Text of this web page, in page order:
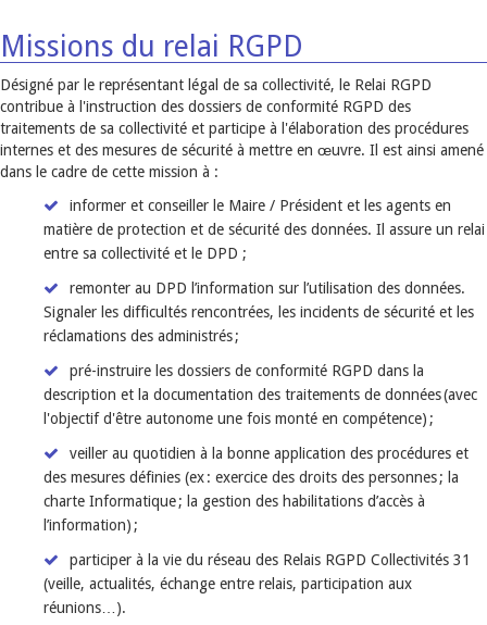
Missions du relai RGPD
Désigné par le représentant légal de sa collectivité, le Relai RGPD
contribue à l'instruction des dossiers de conformité RGPD des
traitements de sa collectivité et participe à l'élaboration des procédures
internes et des mesures de sécurité à mettre en œuvre. Il est ainsi amené
dans le cadre de cette mission à :
informer et conseiller le Maire / Président et les agents en
matière de protection et de sécurité des données. Il assure un relai
entre sa collectivité et le DPD ;
remonter au DPD l’information sur l’utilisation des données.
Signaler les difficultés rencontrées, les incidents de sécurité et les
réclamations des administrés ;
pré-instruire les dossiers de conformité RGPD dans la
description et la documentation des traitements de données (avec
l'objectif d'être autonome une fois monté en compétence) ;
veiller au quotidien à la bonne application des procédures et
des mesures définies (ex : exercice des droits des personnes ; la
charte Informatique ; la gestion des habilitations d’accès à
l’information) ;
participer à la vie du réseau des Relais RGPD Collectivités 31
(veille, actualités, échange entre relais, participation aux
réunions…).